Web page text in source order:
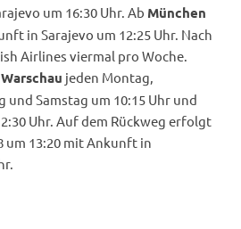
um 16:30 Uhr. Ab München
in Sarajevo um 12:25 Uhr. Nach
Airlines viermal pro Woche.
Warschau jeden Montag,
Samstag um 10:15 Uhr und
Uhr. Auf dem Rückweg erfolgt
um 13:20 mit Ankunft in